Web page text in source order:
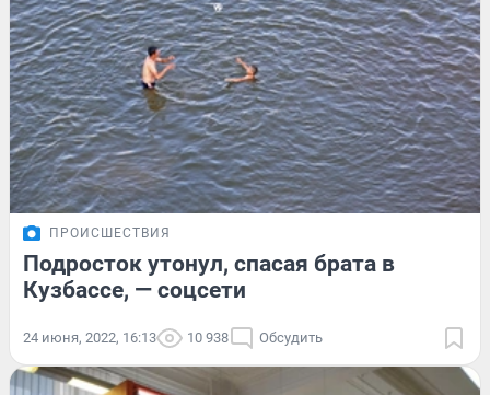
ПРОИСШЕСТВИЯ
Подросток утонул, спасая брата в
Кузбассе, — соцсети
24 июня, 2022, 16:13 10 938 Обсудить